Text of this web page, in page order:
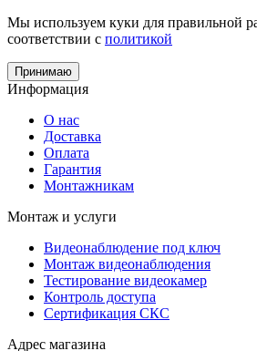
Мы используем куки для правильной
соответствии с политикой
Принимаю
Информация
О нас
Доставка
Оплата
Гарантия
Монтажникам
Монтаж и услуги
Видеонаблюдение под ключ
Монтаж видеонаблюдения
Тестирование видеокамер
Контроль доступа
Сертификация СКС
Адрес магазина